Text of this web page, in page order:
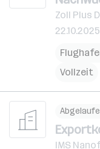
Zoll Plus
22.10.2025
Vollzeit
IMS